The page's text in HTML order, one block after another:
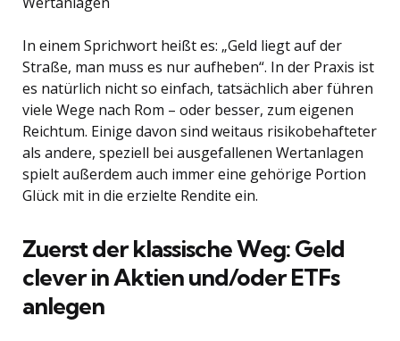
In einem Sprichwort heißt es: „Geld liegt auf der
Straße, man muss es nur aufheben“. In der Praxis ist
es natürlich nicht so einfach, tatsächlich aber führen
viele Wege nach Rom – oder besser, zum eigenen
Reichtum. Einige davon sind weitaus risikobehafteter
als andere, speziell bei ausgefallenen Wertanlagen
spielt außerdem auch immer eine gehörige Portion
Glück mit in die erzielte Rendite ein.
Zuerst der klassische Weg: Geld
clever in Aktien und/oder ETFs
anlegen